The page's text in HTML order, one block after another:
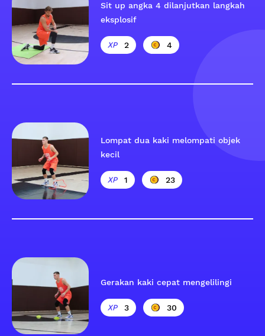
Sit up angka 4 dilanjutkan langkah
eksplosif
2 4
Lompat dua kaki melompati objek
kecil
1 23
Gerakan kaki cepat mengelilingi
3 30